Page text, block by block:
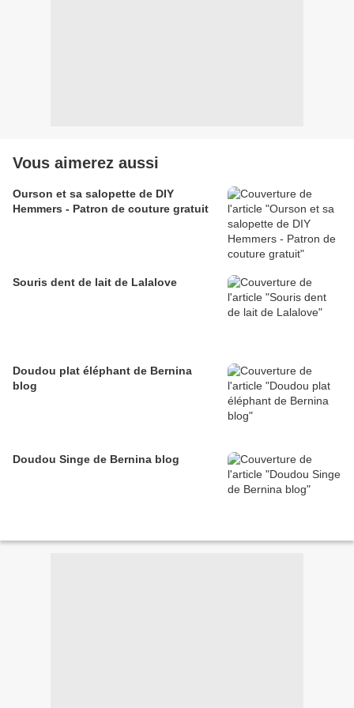
Vous aimerez aussi
Ourson et sa salopette de DIY
Hemmers - Patron de couture gratuit
Souris dent de lait de Lalalove
Doudou plat éléphant de Bernina
blog
Doudou Singe de Bernina blog